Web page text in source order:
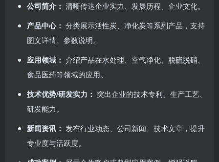
公司简介：​ 清晰传达企业实力、发展历程、企业文化。
产品中心：​ 分类展示活性炭、净化炭等系列产品，支持
图文详情、参数说明。
应用领域：​ 介绍产品在水处理、空气净化、脱硫脱硝、
食品医药等领域的应用。
技术优势/研发实力：​ 突出企业的技术专利、生产工艺、
研发能力。
新闻资讯：​ 发布行业动态、公司新闻、技术文章，提升
专业度与活跃度。